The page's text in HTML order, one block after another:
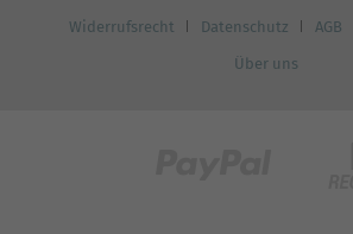
Widerrufsrecht Datenschutz AGB
Über uns